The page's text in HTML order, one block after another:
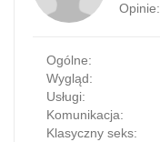
Opinie:
Ogólne:
Wygląd:
Usługi:
Komunikacja:
Klasyczny seks: